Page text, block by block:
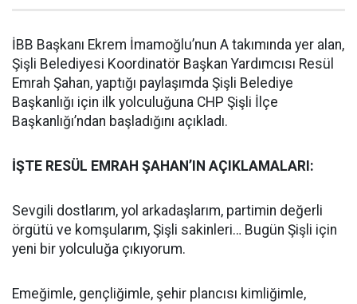
İBB Başkanı Ekrem İmamoğlu’nun A takımında yer alan,
Şişli Belediyesi Koordinatör Başkan Yardımcısı Resül
Emrah Şahan, yaptığı paylaşımda Şişli Belediye
Başkanlığı için ilk yolculuğuna CHP Şişli İlçe
Başkanlığı’ndan başladığını açıkladı.
İŞTE RESÜL EMRAH ŞAHAN’IN AÇIKLAMALARI:
Sevgili dostlarım, yol arkadaşlarım, partimin değerli
örgütü ve komşularım, Şişli sakinleri… Bugün Şişli için
yeni bir yolculuğa çıkıyorum.
Emeğimle, gençliğimle, şehir plancısı kimliğimle,